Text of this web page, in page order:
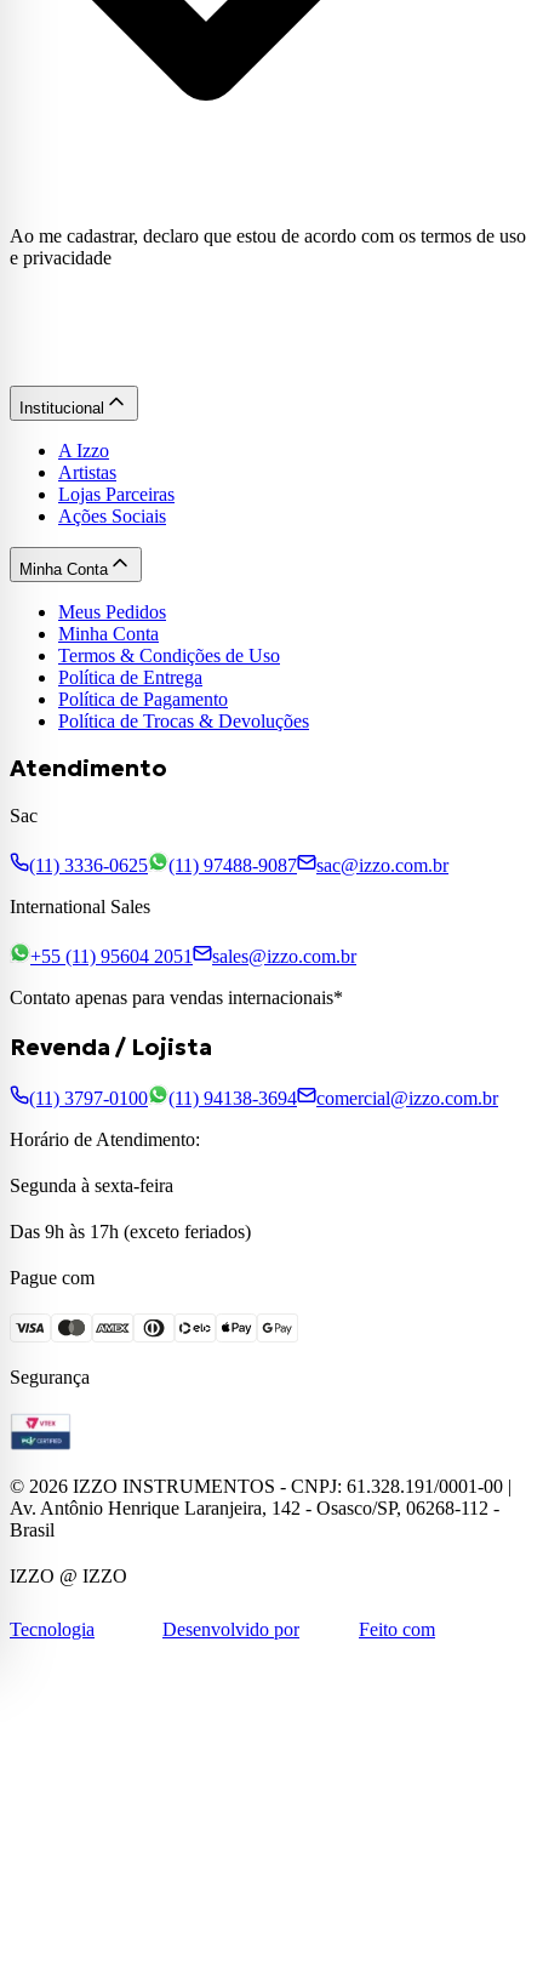
Ao me cadastrar, declaro que estou de acordo com os termos de uso
e privacidade
Institucional
A Izzo
Artistas
Lojas Parceiras
Ações Sociais
Minha Conta
Meus Pedidos
Minha Conta
Termos & Condições de Uso
Política de Entrega
Política de Pagamento
Política de Trocas & Devoluções
Atendimento
Sac
(11) 3336-0625 (11) 97488-9087
sac@izzo.com.br
International Sales
+55 (11) 95604 2051
sales@izzo.com.br
Contato apenas para vendas internacionais*
Revenda / Lojista
(11) 3797-0100 (11) 94138-3694
comercial@izzo.com.br
Horário de Atendimento:
Segunda à sexta-feira
Das 9h às 17h (exceto feriados)
Pague com
Segurança
© 2026 IZZO INSTRUMENTOS - CNPJ: 61.328.191/0001-00 |
Av. Antônio Henrique Laranjeira, 142 - Osasco/SP, 06268-112 -
Brasil
IZZO @ IZZO
Tecnologia Desenvolvido por Feito com